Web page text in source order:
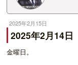
2025年2月15日
2025年2月14日
金曜日。